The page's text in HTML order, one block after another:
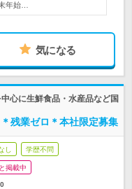
年始…
気になる
心に生鮮食品・水産品など国
残業ゼロ＊本社限定募集
し 学歴不問
掲載中